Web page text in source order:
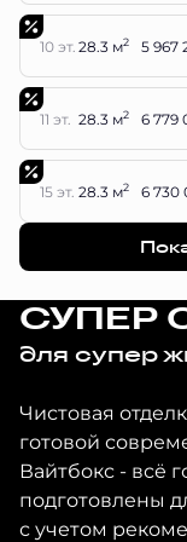
10 эт. 28.3 м2 5 967
11 эт. 28.3 м2 6 779
15 эт. 28.3 м2 6 730
СУПЕР
для супер
Чистовая
готовой
Вайтбокс - всё
подготовлены
с учетом